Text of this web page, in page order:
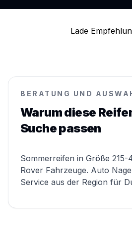
Lade
BERATUNG UND
Warum diese
Suche passen
Sommerreifen in Größe
Rover Fahrzeuge. Auto
Service aus der Region für